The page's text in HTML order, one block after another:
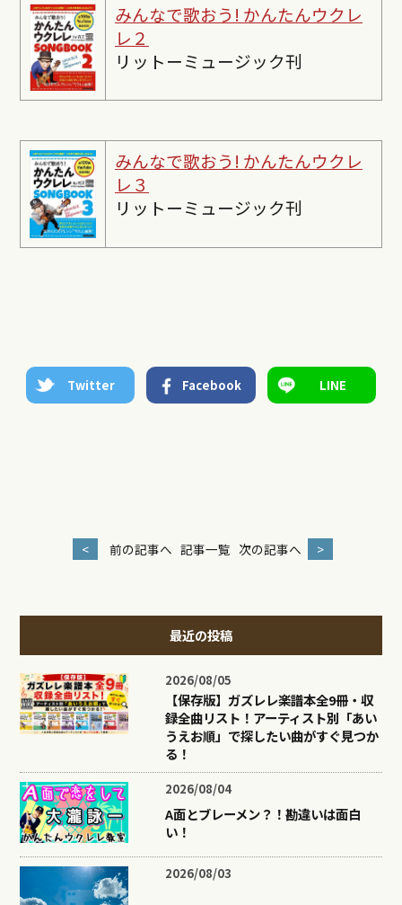
みんなで歌おう! かんたんウクレ
レ２
リットーミュージック刊
みんなで歌おう! かんたんウクレ
レ３
リットーミュージック刊
Twitter Facebook LINE
< 前の記事へ 記事一覧 次の記事へ >
最近の投稿
2026/08/05
【保存版】ガズレレ楽譜本全9冊・収
録全曲リスト！アーティスト別「あい
うえお順」で探したい曲がすぐ見つか
る！
2026/08/04
A面とブレーメン？！勘違いは面白
い！
2026/08/03